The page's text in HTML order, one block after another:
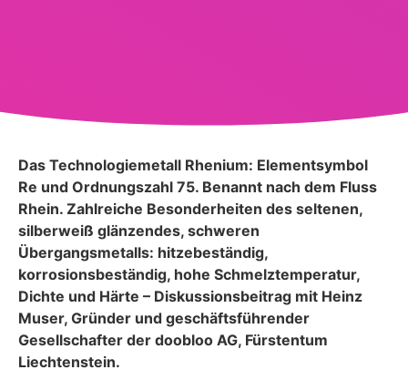
Das Technologiemetall Rhenium: Elementsymbol
Re und Ordnungszahl 75. Benannt nach dem Fluss
Rhein. Zahlreiche Besonderheiten des seltenen,
silberweiß glänzendes, schweren
Übergangsmetalls: hitzebeständig,
korrosionsbeständig, hohe Schmelztemperatur,
Dichte und Härte – Diskussionsbeitrag mit Heinz
Muser, Gründer und geschäftsführender
Gesellschafter der doobloo AG, Fürstentum
Liechtenstein.